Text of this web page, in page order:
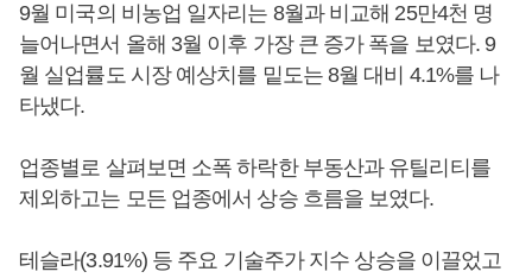
9월 미국의 비농업 일자리는 8월과 비교해 25만4천 명
늘어나면서 올해 3월 이후 가장 큰 증가 폭을 보였다. 9
월 실업률도 시장 예상치를 밑도는 8월 대비 4.1%를 나
타냈다.
업종별로 살펴보면 소폭 하락한 부동산과 유틸리티를
제외하고는 모든 업종에서 상승 흐름을 보였다.
테슬라(3.91%) 등 주요 기술주가 지수 상승을 이끌었고